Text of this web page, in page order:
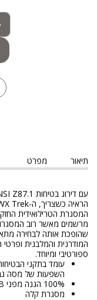
תיאור מפרט
המסגרת הטרילואידית
מרשמים מאשר רוב
שהופכת אותה לבחירה
ספורטיבי ומיוחד.
השפעות של מסה
100% הגנה מפני UVA/UVB עם בהירות ללא עיוות
מסגרת קלה